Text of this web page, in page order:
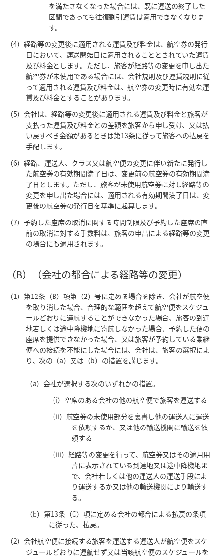
を満たさなくなった場合には、既に運送の終了した
区間であっても往復割引運賃は適用できなくなりま
す。
（4）経路等の変更後に適用される運賃及び料金は、航空券の発行
日において、運送開始日に適用されることとされていた運賃
及び料金とします。ただし、旅客が経路等の変更を申し出た
航空券が未使用である場合には、会社規則及び運賃規則に従
って適用される運賃及び料金は、航空券の変更時に有効な運
賃及び料金とすることがあります。
（5）会社は、経路等の変更後に適用される運賃及び料金と旅客が
支払った運賃及び料金との差額を旅客から申し受け、又は払
い戻すべき金額があるときは第13条に従って旅客への払戻を
手配します。
（6）経路、運送人、クラス又は航空便の変更に伴い新たに発行し
た航空券の有効期間満了日は、変更前の航空券の有効期間満
了日とします。ただし、旅客が未使用航空券に対し経路等の
変更を申し出た場合には、適用される有効期間満了日は、変
更後の航空券の発行日を基準に起算します。
（7）予約した座席の取消に関する時間制限及び予約した座席の直
前の取消に対する手数料は、旅客の申出による経路等の変更
の場合にも適用されます。
（B）（会社の都合による経路等の変更）
（1）第12条（B）項第（2）号に定める場合を除き、会社が航空便
を取り消した場合、合理的な範囲を超えて航空便をスケジュ
ールどおりに運航することができなかった場合、旅客の到達
地若しくは途中降機地に寄航しなかった場合、予約した便の
座席を提供できなかった場合、又は旅客が予約している乗継
便への接続を不能にした場合には、会社は、旅客の選択によ
り、次の（a）又は（b）の措置を講じます。
（a）会社が選択する次のいずれかの措置。
（i）空席のある会社の他の航空便で旅客を運送する
（ii）航空券の未使用部分を裏書し他の運送人に運送
を依頼するか、又は他の輸送機関に輸送を依
頼する
（iii）経路等の変更を行って、航空券又はその適用用
片に表示されている到達地又は途中降機地ま
で、会社若しくは他の運送人の運送手段によ
り運送するか又は他の輸送機関により輸送す
る。
（b）第13条（C）項に定める会社の都合による払戻の条項
に従った、払戻。
（2）会社航空便に接続する旅客を運送する運送人が航空便をスケ
ジュールどおりに運航せず又は当該航空便のスケジュールを